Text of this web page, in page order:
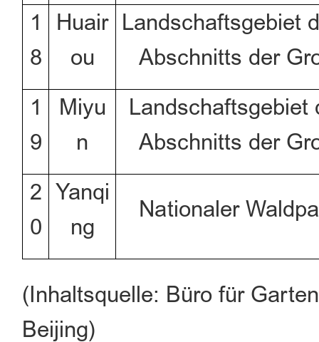
1
8
Huair
ou
Landschaftsgebiet
Abschnitts der
1
9
Miyu
n
Landschaftsgebiet
Abschnitts der
2
0
Yanqi
ng
Nationaler
(Inhaltsquelle: Büro für
Beijing)